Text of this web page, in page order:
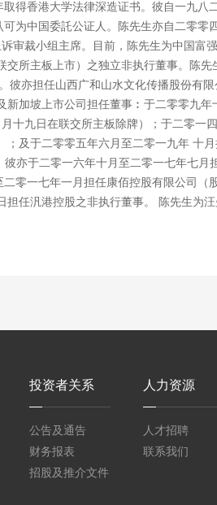
得香港大学法律深造证书。彼自一九八
为中国委託公证人。陈先生亦自二零零
审裁小组主席。目前，陈先生为中国富
交所主板上市）之独立非执行董事。陈
彼亦担任山西广和山水文化传播股份有
加坡上市公司担任董事︰于二零零九
十九日在联交所主板除牌）；于二零一
及于二零零五年六月至二零一九年 十
亦于二零一六年十月至二零一七年七月
零一七年一月担任康佰控股有限公司（
任汎港控股之非执行董事。 陈先生为
投资者关系
公告及通告
财务报表
招股及推介文件
人力资源
人才招聘
联系我们